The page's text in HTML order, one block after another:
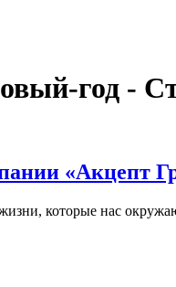
год -
«Акцепт
которые нас